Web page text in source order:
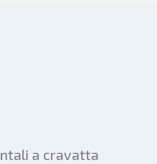
a cravatta